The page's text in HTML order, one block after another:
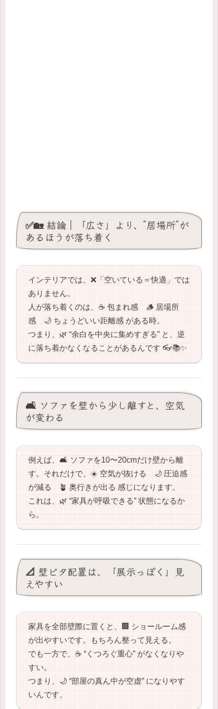
✅🏡 結論｜「広さ」より、”居場所”が
あるほうが落ち着く
インテリアでは、❌「空いている＝快適」では
ありません。
人が落ち着くのは、☕️ 包まれ感 🪵 居場所
感 🌙 ちょうどいい距離感 がある時。
つまり、🌿 “余白を中央に集めすぎる” と、逆
に落ち着かなくなることがあるんです 👓📚✨
🛋️ ソファを壁から少し離すと、空気
が変わる
例えば、🛋️ ソファを10〜20cmだけ壁から離
す。それだけで、☀️ 空気が抜ける 🌙 圧迫感
が減る 🪴 奥行きが出る 感じになります。
これは、🌿 “家具が呼吸できる” 状態になるか
ら。
📐 壁ピタ配置は、「展示っぽく」見
えやすい
家具を全部壁際に置くと、🏢 ショールーム感
が出やすいです。もちろん整って見える。
でも一方で、☕️ “くつろぐ重心” がなくなりや
すい。
つまり、🌙 “部屋の真ん中が空虚” になりやす
いんです。